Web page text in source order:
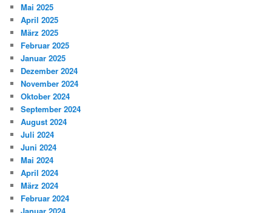
Mai 2025
April 2025
März 2025
Februar 2025
Januar 2025
Dezember 2024
November 2024
Oktober 2024
September 2024
August 2024
Juli 2024
Juni 2024
Mai 2024
April 2024
März 2024
Februar 2024
Januar 2024